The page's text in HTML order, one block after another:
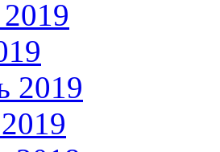
2019